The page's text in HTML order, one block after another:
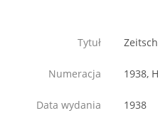
Tytuł
Numeracja 1938,
Data wydania 1938